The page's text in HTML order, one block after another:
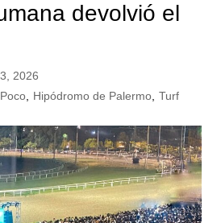
devolvió el
2026
, Hipódromo de Palermo, Turf